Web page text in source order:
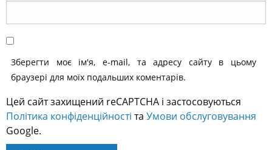
Зберегти моє ім'я, e-mail, та адресу сайту в цьому
браузері для моїх подальших коментарів.
Цей сайт захищений reCAPTCHA і застосовуються
Політика конфіденційності та Умови обслуговування
Google.